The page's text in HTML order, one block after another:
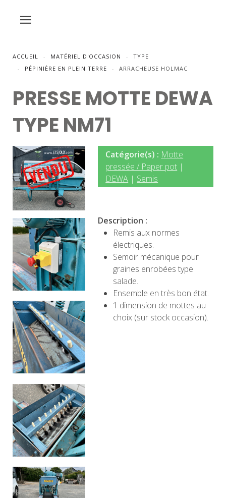
ACCUEIL MATÉRIEL D'OCCASION
TYPE
PÉPINIÈRE EN PLEIN TERRE
ARRACHEUSE HOLMAC
PRESSE MOTTE DEWA
TYPE NM71
Catégorie(s) : Motte
pressée / Paper pot |
DEWA | Semis
Description :
Remis aux normes
électriques.
Semoir mécanique pour
graines enrobées type
salade.
Ensemble en très bon état.
1 dimension de mottes au
choix (sur stock occasion).